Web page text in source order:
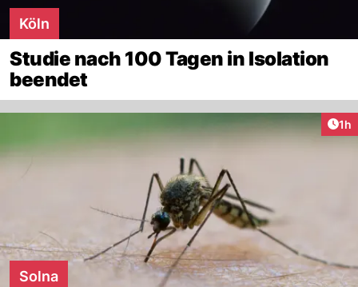
Köln
Studie nach 100 Tagen in Isolation
beendet
1h
Solna